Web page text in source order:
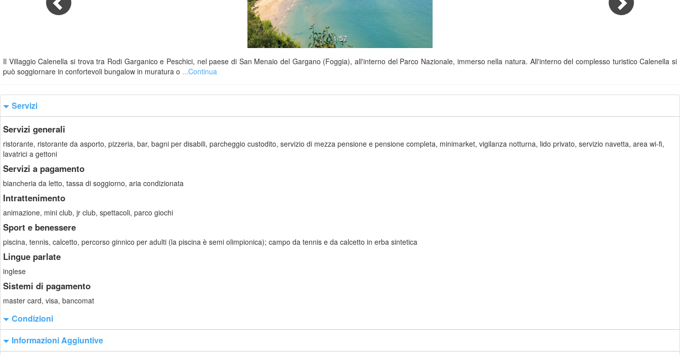
1/57
Il Villaggio Calenella si trova tra Rodi Garganico e Peschici, nel paese di San Menaio del Gargano (Foggia), all'interno del Parco Nazionale, immerso nella natura. All'interno del complesso turistico Calenella si
può soggiornare in confortevoli bungalow in muratura o ...Continua
Servizi
Servizi generali
ristorante, ristorante da asporto, pizzeria, bar, bagni per disabili, parcheggio custodito, servizio di mezza pensione e pensione completa, minimarket, vigilanza notturna, lido privato, servizio navetta, area wi-fi,
lavatrici a gettoni
Servizi a pagamento
biancheria da letto, tassa di soggiorno, aria condizionata
Intrattenimento
animazione, mini club, jr club, spettacoli, parco giochi
Sport e benessere
piscina, tennis, calcetto, percorso ginnico per adulti (la piscina è semi olimpionica); campo da tennis e da calcetto in erba sintetica
Lingue parlate
inglese
Sistemi di pagamento
master card, visa, bancomat
Condizioni
Informazioni Aggiuntive